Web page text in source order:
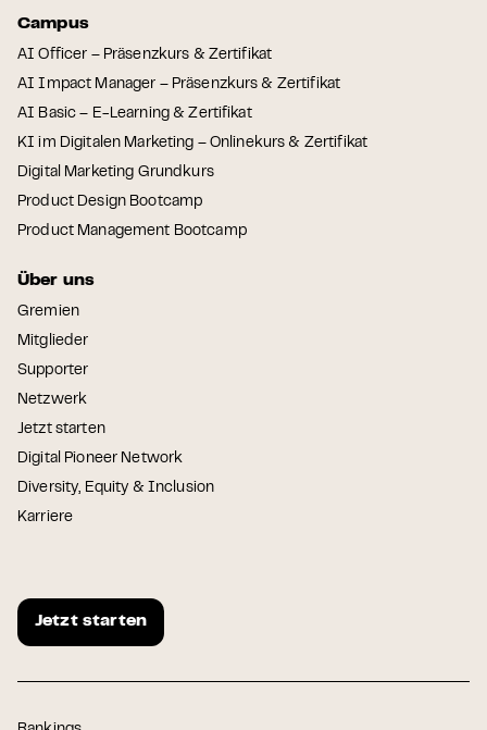
Campus
AI Officer – Präsenzkurs & Zertifikat
AI Impact Manager – Präsenzkurs & Zertifikat
AI Basic – E-Learning & Zertifikat
KI im Digitalen Marketing – Onlinekurs & Zertifikat
Digital Marketing Grundkurs
Product Design Bootcamp
Product Management Bootcamp
Über uns
Gremien
Mitglieder
Supporter
Netzwerk
Jetzt starten
Digital Pioneer Network
Diversity, Equity & Inclusion
Karriere
Jetzt starten